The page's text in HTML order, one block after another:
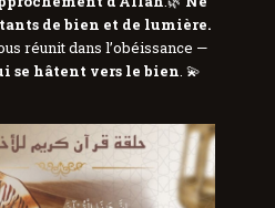
de bien et de lumière.
réunit dans l’obéissance —
se hâtent vers le bien. 💫